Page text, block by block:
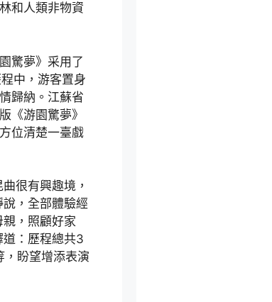
和人類非物資
驚夢》采用了
中，游客置身
歸納。江蘇省
《游園驚夢》
位清楚一臺戲
很有興趣境，
，全部體驗經
，照顧好家
道：歷程總共3
，盼望增添表演